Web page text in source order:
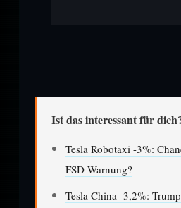
Ist das interessant für
Tesla Robotaxi -3%:
FSD-Warnung?
Tesla China -3,2%: